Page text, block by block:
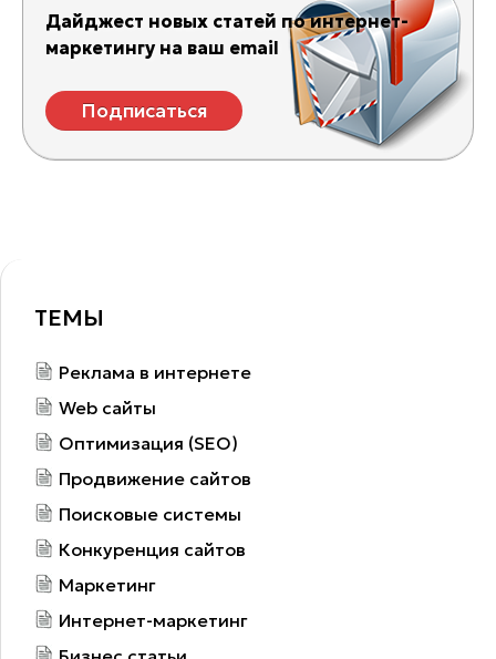
Дайджест новых статей по интернет-
маркетингу на ваш email
Подписаться
ТЕМЫ
Реклама в интернете
Web сайты
Оптимизация (SEO)
Продвижение сайтов
Поисковые системы
Конкуренция сайтов
Маркетинг
Интернет-маркетинг